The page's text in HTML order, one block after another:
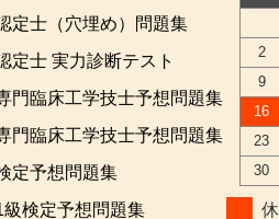
定士（穴埋め）問題集
定士 実力診断テスト
門臨床工学技士予想問題集
門臨床工学技士予想問題集
定予想問題集
検定予想問題集
2
9
16
23
30